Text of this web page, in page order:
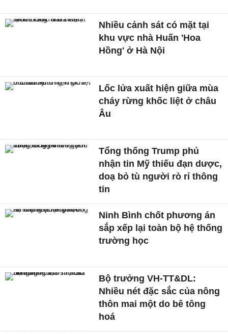
Nhiều cảnh sát có mặt tại
khu vực nhà Huấn 'Hoa
Hồng' ở Hà Nội
Lốc lửa xuất hiện giữa mùa
cháy rừng khốc liệt ở châu
Âu
Tổng thống Trump phủ
nhận tin Mỹ thiếu đạn dược,
doạ bỏ tù người rò rỉ thông
tin
Ninh Bình chốt phương án
sắp xếp lại toàn bộ hệ thống
trường học
Bộ trưởng VH-TT&DL:
Nhiều nét đặc sắc của nông
thôn mai một do bê tông
hoá